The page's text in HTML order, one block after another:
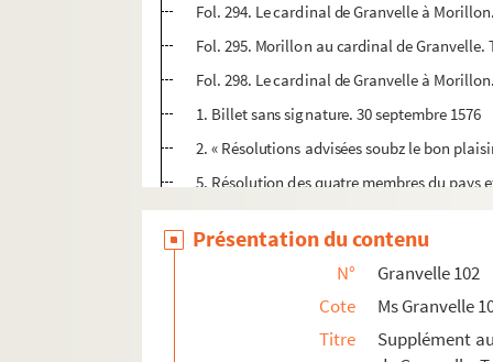
Fol. 294. Le cardinal de Granvelle à
Fol. 295. Morillon au cardinal de Granvelle.
Fol. 298. Le cardinal de Granvelle à
1. Billet sans signature. 30 septembre 1576
2. « Résolutions advisées soubz le bon
5. Résolution des quatre membres du pays
6. Résolution du magistrat de la ville de
9. Trois lettres de Morillon au cardinal de
20. Jacques, abbé de Hasnon, à Morillon.
22. Morillon au cardinal de Granvelle.
24. De Barbaize, bailli et gouverneur
Présentation du contenu
N°
Granvelle 102
Cote
Ms Granvelle
Titre
Supplément